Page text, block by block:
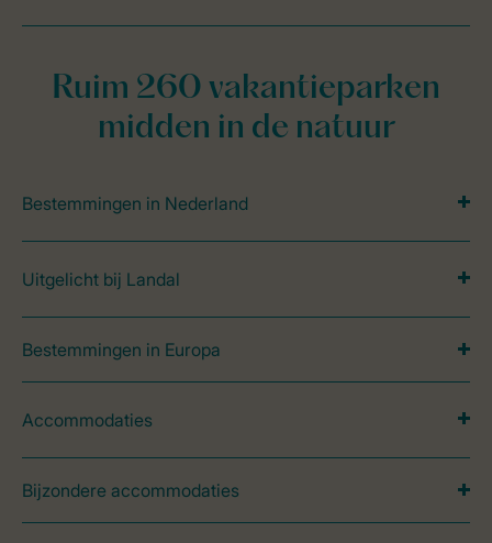
Ruim 260 vakantieparken
midden in de natuur
Bestemmingen in Nederland
Uitgelicht bij Landal
Bestemmingen in Europa
Accommodaties
Bijzondere accommodaties